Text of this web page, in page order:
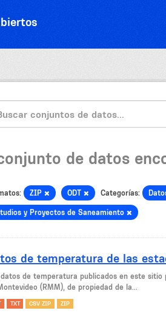
de datos
ZIP ODT Categorías:
y Proyectos de Saneamiento
de temperatura de las
datos de temperatura publicados en este
(RMM), de propiedad de la...
TXT CSV ZIP ZIP